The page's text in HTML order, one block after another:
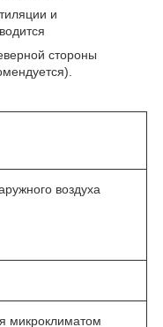
и
стороны
воздуха
микроклиматом